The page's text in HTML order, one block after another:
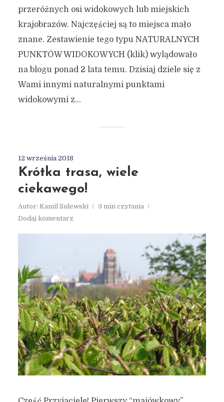
przeróżnych osi widokowych lub miejskich
krajobrazów. Najczęściej są to miejsca mało
znane. Zestawienie tego typu NATURALNYCH
PUNKTÓW WIDOKOWYCH (klik) wylądowało
na blogu ponad 2 lata temu. Dzisiaj dziele się z
Wami innymi naturalnymi punktami
widokowymi z...
12 września 2018
Krótka trasa, wiele
ciekawego!
Autor: Kamil Sulewski
3 min czytania
Dodaj komentarz